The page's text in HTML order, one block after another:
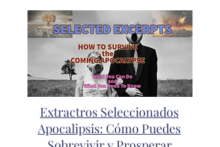
Extractros Seleccionados
Apocalipsis: Cómo Puedes